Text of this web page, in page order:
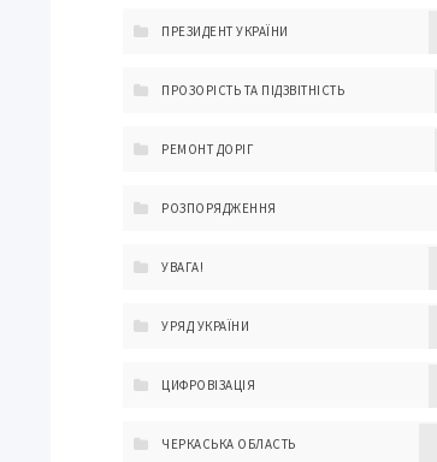
ПРЕЗИДЕНТ УКРАЇНИ
ПРОЗОРІСТЬ ТА ПІДЗВІТНІСТЬ
РЕМОНТ ДОРІГ
РОЗПОРЯДЖЕННЯ
УВАГА!
УРЯД УКРАЇНИ
ЦИФРОВІЗАЦІЯ
ЧЕРКАСЬКА ОБЛАСТЬ